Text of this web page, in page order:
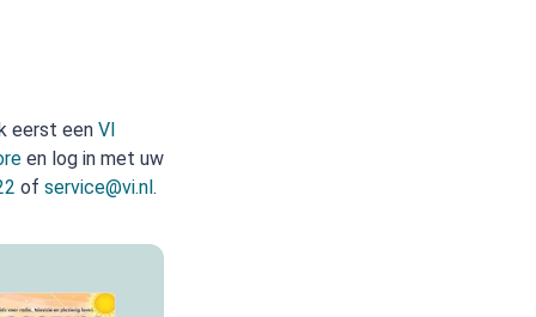
eerst eenVI
en log in met uw
ofservice@vi.nl.